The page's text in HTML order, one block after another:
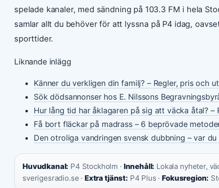
spelade kanaler, med sändning på 103.3 FM i hela
samlar allt du behöver för att lyssna på P4 idag,
sporttider.
Liknande inlägg
Känner du verkligen din familj? – Regler, pris och
Sök dödsannonser hos E. Nilssons
Hur lång tid har åklagaren på sig att väcka åtal? –
Få bort fläckar på madrass – 6 beprövade
Den otroliga vandringen svensk dubbning – var
Huvudkanal: P4 Stockholm · Innehåll: Lokala nyheter,
sverigesradio.se · Extra tjänst: P4 Plus ·Fokusregion: